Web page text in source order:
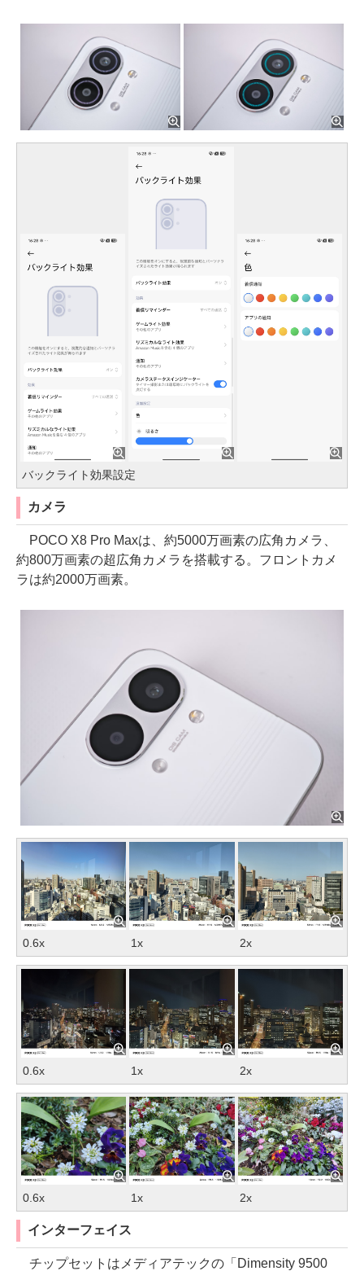
バックライト効果設定
カメラ
POCO X8 Pro Maxは、約5000万画素の広角カメラ、
約800万画素の超広角カメラを搭載する。フロントカメ
ラは約2000万画素。
0.6x 1x 2x
0.6x 1x 2x
0.6x 1x 2x
インターフェイス
チップセットはメディアテックの「Dimensity 9500